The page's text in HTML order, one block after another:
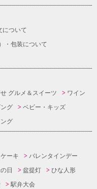
について
・包装について
グルメ＆スイーツ
ワイン
ング
ベビー・キッズ
グ
ーキ
バレンタインデー
日 盆提灯
ひな人形
駅弁大会